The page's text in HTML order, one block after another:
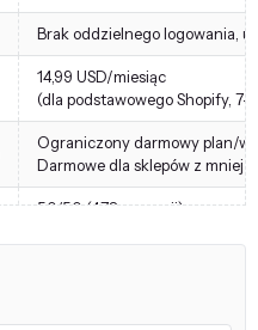
Brak oddzielnego logowania,
14,99 USD/miesiąc
(dla podstawowego Shopify, 7-
Ograniczony darmowy plan/
Darmowe dla sklepów z mniej
5.0/5.0 (478 recenzji)